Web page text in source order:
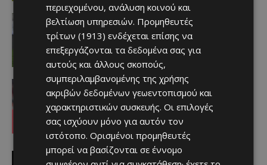
Αθλητικά - Επικαιρότητα
Παραμένει ο Ενρίκες – Παίρνει και
Χάιρο
Afentiko - 06/08/2026
Απόλλων
Τι ισχύει με Κονομή
Afentiko - 06/08/2026
MUST READ
περιεχομένου, ανάλυση κοινού και
βελτίωση υπηρεσιών. Προμηθευτές
τρίτων (1913) ενδέχεται επίσης να
επεξεργάζονται τα δεδομένα σας για
αυτούς και άλλους σκοπούς,
συμπεριλαμβανομένης της χρήσης
ακριβών δεδομένων γεωεντοπισμού και
χαρακτηριστικών συσκευής. Οι επιλογές
σας ισχύουν μόνο για αυτόν τον
ιστότοπο. Ορισμένοι προμηθευτές
μπορεί να βασίζονται σε έννομο